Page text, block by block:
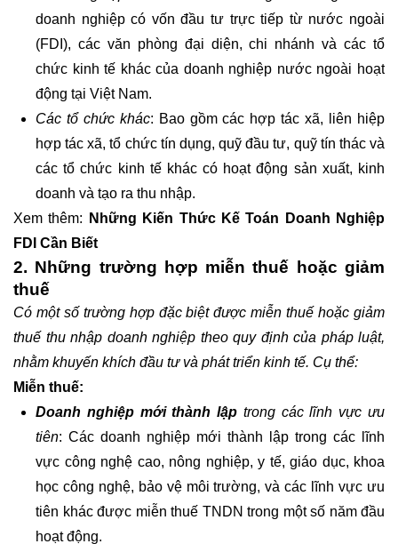
doanh nghiệp có vốn đầu tư trực tiếp từ nước ngoài
(FDI), các văn phòng đại diện, chi nhánh và các tổ
chức kinh tế khác của doanh nghiệp nước ngoài hoạt
động tại Việt Nam.
Các tổ chức khác: Bao gồm các hợp tác xã, liên hiệp
hợp tác xã, tổ chức tín dụng, quỹ đầu tư, quỹ tín thác và
các tổ chức kinh tế khác có hoạt động sản xuất, kinh
doanh và tạo ra thu nhập.
Xem thêm:
Những Kiến Thức Kế Toán Doanh Nghiệp
FDI Cần Biết
2. Những trường hợp miễn thuế hoặc giảm
thuế
Có một số trường hợp đặc biệt được miễn thuế hoặc giảm
thuế thu nhập doanh nghiệp theo quy định của pháp luật,
nhằm khuyến khích đầu tư và phát triển kinh tế. Cụ thể:
Miễn thuế:
Doanh nghiệp mới thành lập trong các lĩnh vực ưu
tiên: Các doanh nghiệp mới thành lập trong các lĩnh
vực công nghệ cao, nông nghiệp, y tế, giáo dục, khoa
học công nghệ, bảo vệ môi trường, và các lĩnh vực ưu
tiên khác được miễn thuế TNDN trong một số năm đầu
hoạt động.